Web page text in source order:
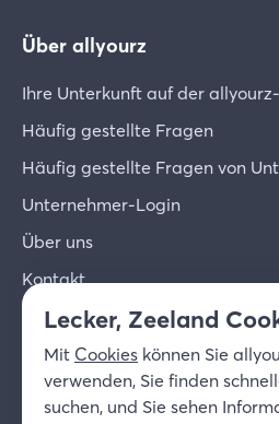
Über allyourz
Ihre Unterkunft auf der
Häufig gestellte Fragen
Häufig gestellte Fragen von
Unternehmer-Login
Über uns
Kontakt
© 2026 allyourz b.v.
Datenschutzrichtlinie
Haftungsausschluss
Lecker, Zeeland
Mit Cookies können Sie
verwenden, Sie finden
suchen, und Sie sehen